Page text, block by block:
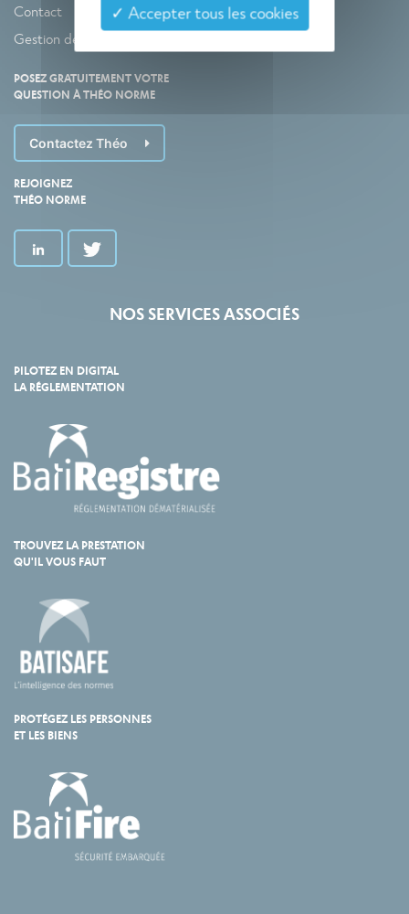
Contact
Gestion des cookies
POSEZ GRATUITEMENT VOTRE
QUESTION À THÉO NORME
Contactez Théo
REJOIGNEZ
THÉO NORME
NOS SERVICES ASSOCIÉS
PILOTEZ EN DIGITAL
LA RÉGLEMENTATION
TROUVEZ LA PRESTATION
QU'IL VOUS FAUT
PROTÉGEZ LES PERSONNES
ET LES BIENS
✓ Accepter tous les cookies